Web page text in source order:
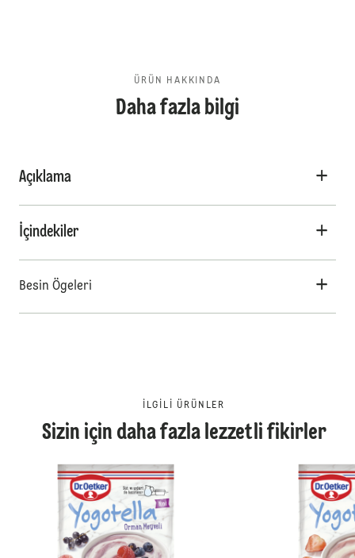
ÜRÜN HAKKINDA
Daha fazla bilgi
Açıklama
İçindekiler
Besin Ögeleri
İLGILI ÜRÜNLER
Sizin için daha fazla lezzetli fikirler